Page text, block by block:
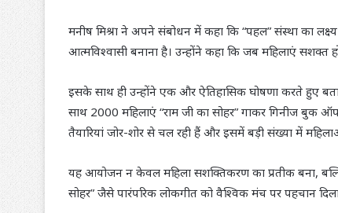
मनीष मिश्रा ने अपने संबोधन में कहा कि “पहल” संस्था का
आत्मविश्वासी बनाना है। उन्होंने कहा कि जब महिलाएं
इसके साथ ही उन्होंने एक और ऐतिहासिक घोषणा करते हुए
साथ 2000 महिलाएं “राम जी का सोहर” गाकर गिनीज बुक
तैयारियां जोर-शोर से चल रही हैं और इसमें बड़ी संख्या में
यह आयोजन न केवल महिला सशक्तिकरण का प्रतीक बना,
सोहर” जैसे पारंपरिक लोकगीत को वैश्विक मंच पर पहचान